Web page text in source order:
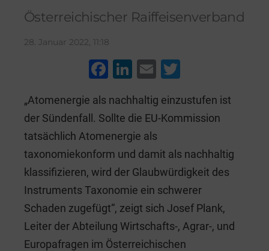
Österreichischer Raiffeisenverband
28. Januar 2022, 11:18
F
c
e
b
o
o
k
Li
k
e
dI
n
E
ai
l
tt
er
„Atomenergie als nachhaltig einzustufen ist
der Sündenfall. Sollte die EU-Kommission
tatsächlich Atomenergie als
taxonomiekonform und damit als nachhaltig
klassifizieren, wird der Glaubwürdigkeit des
Instruments Taxonomie ein schwerer
Schaden zugefügt“, zeigt sich Josef Plank,
Leiter der Abteilung Wirtschafts-, Agrar-, und
Europafragen im Österreichischen